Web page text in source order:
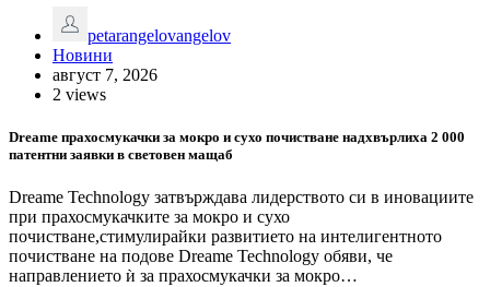
petarangelovangelov
Новини
август 7, 2026
2 views
Dreame прахосмукачки за мокро и сухо почистване надхвърлиха 2 000
патентни заявки в световен мащаб
Dreame Technology затвърждава лидерството си в иновациите
при прахосмукачките за мокро и сухо
почистване,стимулирайки развитието на интелигентното
почистване на подове Dreame Technology обяви, че
направлението ѝ за прахосмукачки за мокро…